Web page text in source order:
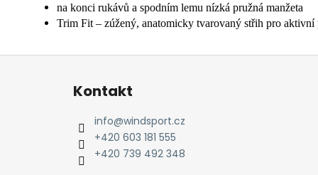
na konci rukávů a spodním lemu nízká pružná manžeta
Trim Fit – zúžený, anatomicky tvarovaný střih pro aktivní
Z
Kontakt
info@windsport.cz
+420 603 181 555
+420 739 492 348